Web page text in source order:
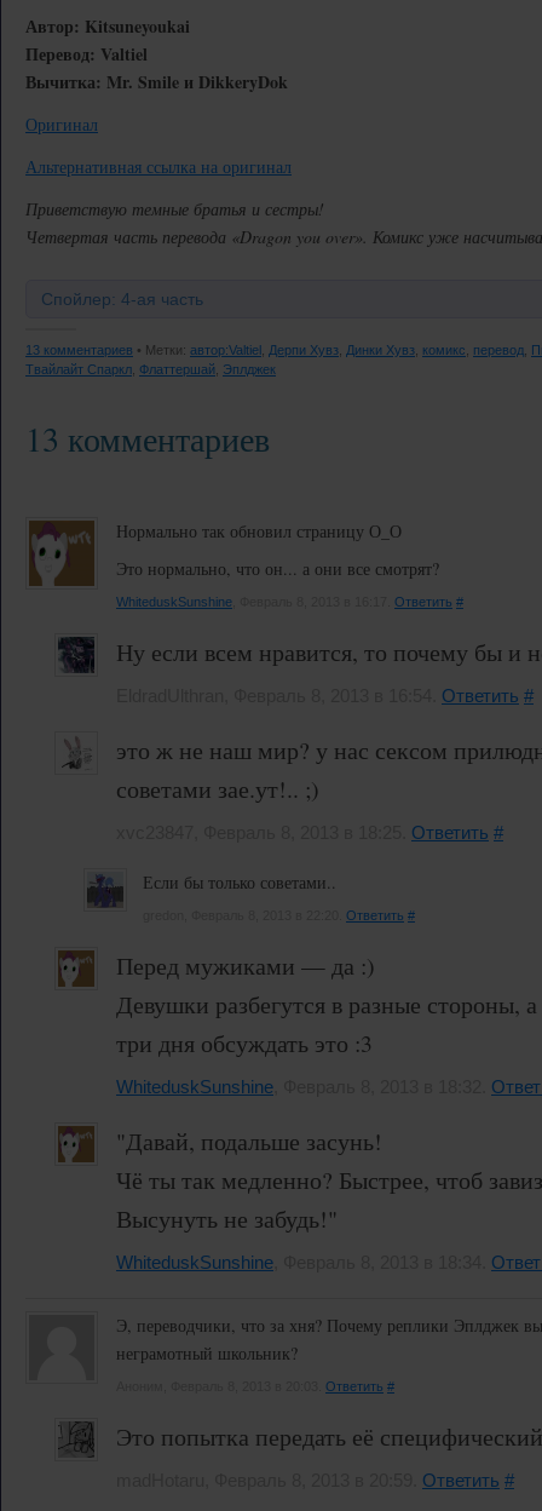
Автор: Kitsuneyoukai
Перевод: Valtiel
Вычитка: Mr. Smile и DikkeryDok
Оригинал
Альтернативная ссылка на оригинал
Приветствую темные братья и сестры!
Четвертая часть перевода «Dragon you over». Комикс уже
Спойлер: 4-ая часть
13 комментариев • Метки: автор:Valtiel Дерпи Хувз Динки Хувз комикс перевод
Твайлайт Спаркл Флаттершай Эплджек
13 комментариев
Нормально так обновил страницу О_О
Это нормально, что он... а они все смотрят?
WhiteduskSunshine Ответить #
Ну если всем нравится, то почему бы и
Ответить #
это ж не наш мир? у нас сексом
советами зае.ут!.. ;)
Ответить #
Если бы только советами..
Ответить #
Перед мужиками — да :)
Девушки разбегутся в разные стороны,
три дня обсуждать это :3
WhiteduskSunshine
"Давай, подальше засунь!
Чё ты так медленно? Быстрее, чтоб
Высунуть не забудь!"
WhiteduskSunshine
Э, переводчики, что за хня? Почему реплики Эплджек
неграмотный школьник?
Ответить #
Это попытка передать её
Ответить #